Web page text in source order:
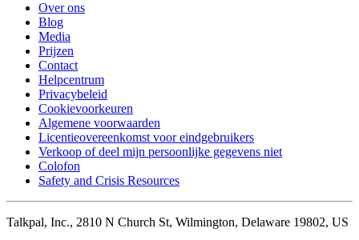
Over ons
Blog
Media
Prijzen
Contact
Helpcentrum
Privacybeleid
Cookievoorkeuren
Algemene voorwaarden
Licentieovereenkomst voor eindgebruikers
Verkoop of deel mijn persoonlijke gegevens niet
Colofon
Safety and Crisis Resources
Talkpal, Inc., 2810 N Church St, Wilmington, Delaware 19802, US